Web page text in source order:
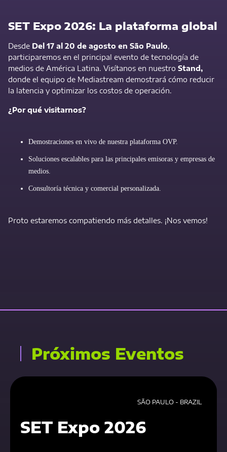
SET Expo 2026: La plataforma global
Desde Del 17 al 20 de agosto en São Paulo,
participaremos en el principal evento de tecnología de
medios de América Latina. Visítanos en nuestro Stand,
donde el equipo de Mediastream demostrará cómo reducir
la latencia y optimizar los costos de operación.
¿Por qué visitarnos?
Demostraciones en vivo de nuestra plataforma OVP.
Soluciones escalables para las principales emisoras y empresas de
medios.
Consultoría técnica y comercial personalizada.
Proto estaremos compatiendo más detalles. ¡Nos vemos!
Próximos Eventos
SET Expo 2026
SÃO PAULO - BRAZIL